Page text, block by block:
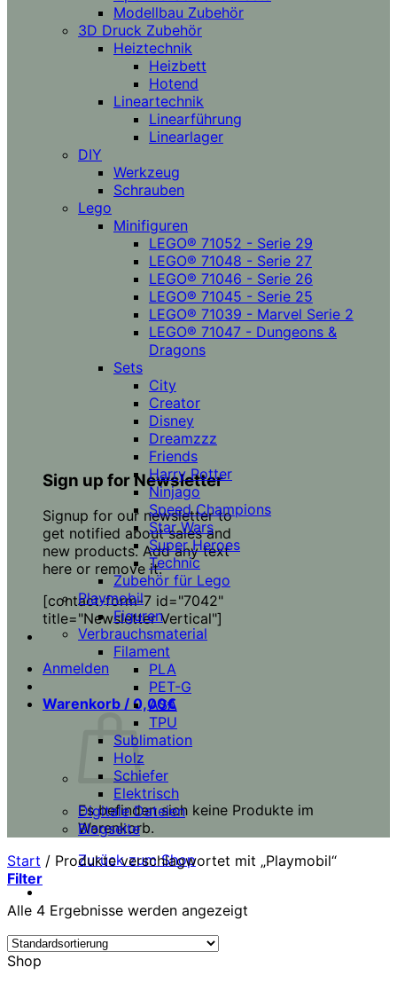
Sign up for Newsletter
Signup for our newsletter to
get notified about sales and
new products. Add any text
here or remove it.
[contact-form-7 id="7042"
title="Newsletter Vertical"]
Anmelden
Warenkorb / 0,00€
Es befinden sich keine Produkte im
Warenkorb.
Zurück zum Shop
Modellbau Zubehör
3D Druck Zubehör
Heiztechnik
Heizbett
Hotend
Lineartechnik
Linearführung
Linearlager
DIY
Werkzeug
Schrauben
Lego
Minifiguren
LEGO® 71052 - Serie 29
LEGO® 71048 - Serie 27
LEGO® 71046 - Serie 26
LEGO® 71045 - Serie 25
LEGO® 71039 - Marvel Serie 2
LEGO® 71047 - Dungeons &
Dragons
Sets
City
Creator
Disney
Dreamzzz
Friends
Harry Potter
Ninjago
Speed Champions
Star Wars
Super Heroes
Technic
Zubehör für Lego
Playmobil
Figuren
Verbrauchsmaterial
Filament
PLA
PET-G
ASA
TPU
Sublimation
Holz
Schiefer
Elektrisch
Digitale Dateien
Blogseite
Start / Produkte verschlagwortet mit „Playmobil“
Filter
Alle 4 Ergebnisse werden angezeigt
Shop